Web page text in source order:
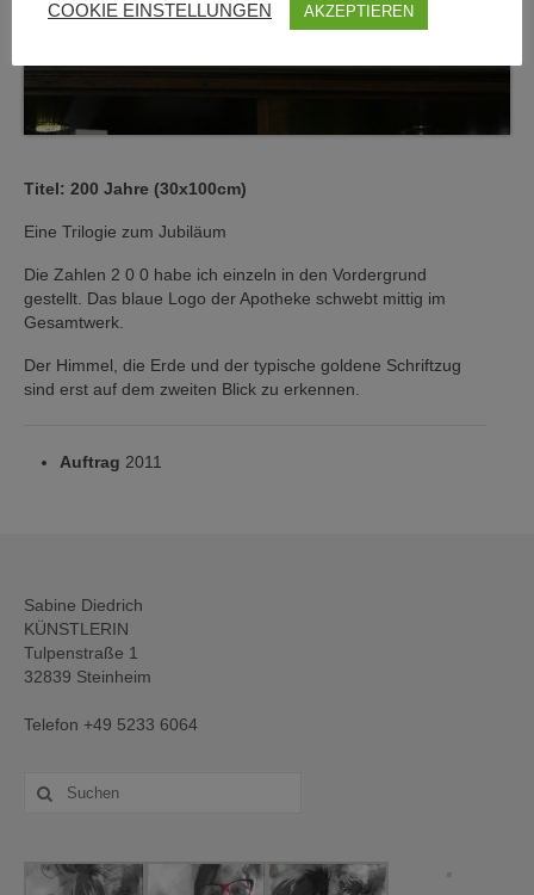
Titel: 200 Jahre (30x100cm)
Eine Trilogie zum Jubiläum
Die Zahlen 2 0 0 habe ich einzeln in den Vordergrund
gestellt. Das blaue Logo der Apotheke schwebt mittig im
Gesamtwerk.
Der Himmel, die Erde und der typische goldene Schriftzug
sind erst auf dem zweiten Blick zu erkennen.
Auftrag 2011
Sabine Diedrich
KÜNSTLERIN
Tulpenstraße 1
32839 Steinheim
Telefon +49 5233 6064
Suche
nach:
COOKIE EINSTELLUNGEN AKZEPTIEREN